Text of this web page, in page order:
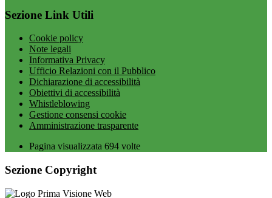
Sezione Link Utili
Cookie policy
Note legali
Informativa Privacy
Ufficio Relazioni con il Pubblico
Dichiarazione di accessibilità
Obiettivi di accessibilità
Whistleblowing
Gestione consensi cookie
Amministrazione trasparente
Pagina visualizzata 694 volte
Sezione Copyright